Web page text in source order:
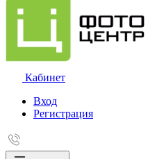
Кабинет
Вход
Регистрация